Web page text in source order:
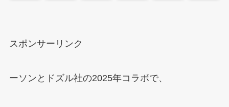
スポンサーリンク
ーソンとドズル社の2025年コラボで、